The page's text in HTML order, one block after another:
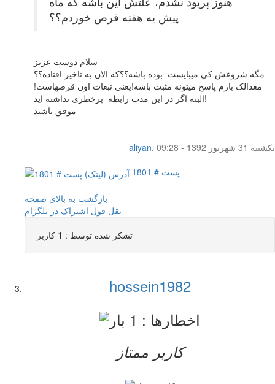
پیش یه هفته قرص خوردم؟؟
سلام دوست عزیز
مگه شروعش کی میبایست بوده باشه؟؟که الان به تاخیر افتاده؟؟
معذالک بازم پاسخ میتونه مثبت باشه!یعنی تبعات اون قرصهاست!
البته اگر در این مدت رابطه پرخطری نداشته اید!
موفق باشید
aliyan,
یکشنبه 31 شهریور 1392 - 09:28
پست # 1801
بازگشت به بالای صفحه
نقل قول اشتراک در تلگرام
تشکر شده توسط : 1 کاربر
hossein1982
کاربر ممتاز